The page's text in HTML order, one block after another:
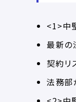
<1>中
最新の
契約リ
法務部